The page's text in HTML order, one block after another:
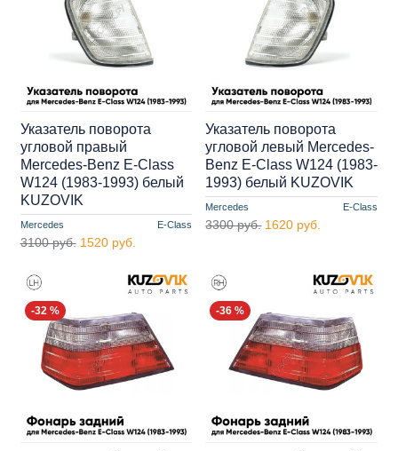
Mercedes E-Class
Указатель поворота
угловой правый
Mercedes-Benz E-Class
W124 (1983-1993) белый
KUZOVIK
3100 руб. 1520 руб.
Mercedes E-Class
Указатель поворота
угловой левый Mercedes-
Benz E-Class W124 (1983-
1993) белый KUZOVIK
3300 руб. 1620 руб.
-32 % -36 %